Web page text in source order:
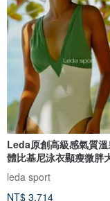
Leda原創高級感氣質
體比基尼泳衣顯瘦微胖
衩女
leda sport
NT$ 3,714